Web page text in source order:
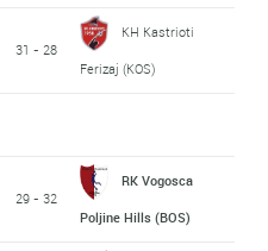
31 - 28
KH Kastrioti
Ferizaj (KOS)
29 - 32
RK Vogosca
Poljine Hills (BOS)